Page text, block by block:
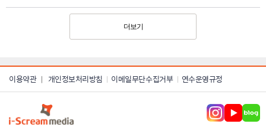
더보기
이용약관 | 개인정보처리방침 이메일무단수집거부 연수운영규정